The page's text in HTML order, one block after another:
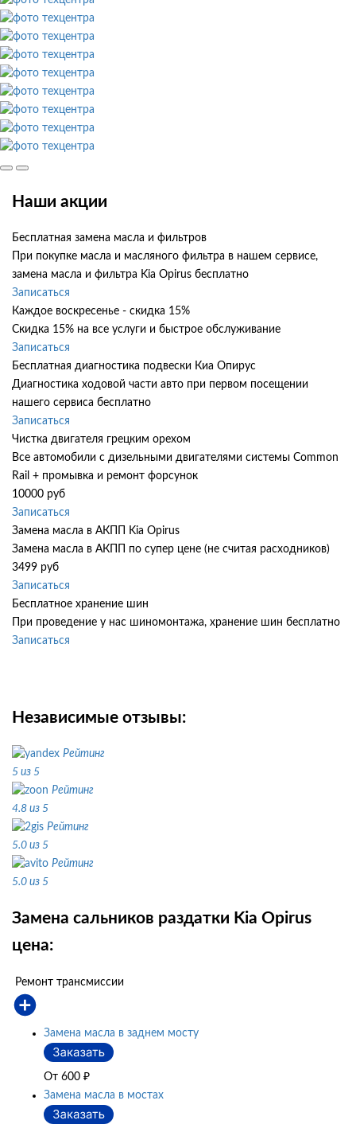
Наши акции
Бесплатная замена масла и фильтров
При покупке масла и масляного фильтра в нашем сервисе,
замена масла и фильтра Kia Opirus бесплатно
Записаться
Каждое воскресенье - скидка 15%
Скидка 15% на все услуги и быстрое обслуживание
Записаться
Бесплатная диагностика подвески Киа Опирус
Диагностика ходовой части авто при первом посещении
нашего сервиса бесплатно
Записаться
Чистка двигателя грецким орехом
Все автомобили c дизельными двигателями системы Common
Rail + промывка и ремонт форсунок
10000 руб
Записаться
Замена масла в АКПП Kia Opirus
Замена масла в АКПП по супер цене (не считая расходников)
3499 руб
Записаться
Бесплатное хранение шин
При проведение у нас шиномонтажа, хранение шин бесплатно
Записаться
Независимые отзывы:
Рейтинг
5 из 5
Рейтинг
4.8 из 5
Рейтинг
5.0 из 5
Рейтинг
5.0 из 5
Замена сальников раздатки Kia Opirus
цена:
Ремонт трансмиссии
Замена масла в заднем мосту
От 600 ₽
Замена масла в мостах